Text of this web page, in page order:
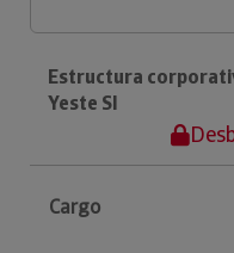
Estructura
Yeste Sl
Cargo